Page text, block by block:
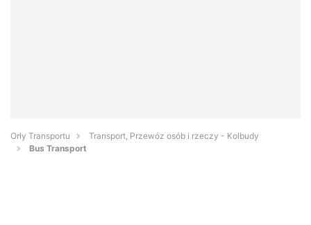
Orły Transportu
Transport, Przewóz osób i rzeczy - Kolbudy
Bus Transport